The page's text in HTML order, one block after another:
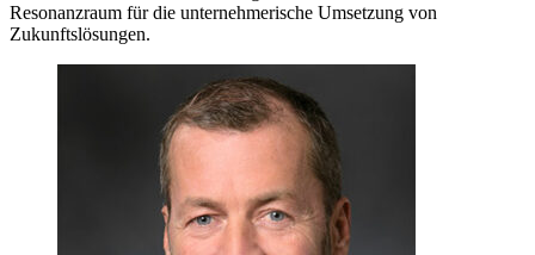
Resonanzraum für die unternehmerische Umsetzung von
Zukunftslösungen.